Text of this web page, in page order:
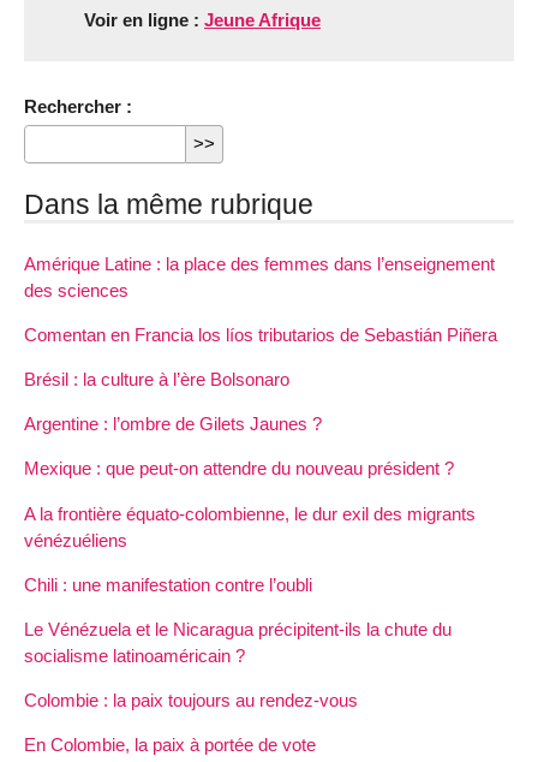
Voir en ligne : Jeune Afrique
Rechercher :
Dans la même rubrique
Amérique Latine : la place des femmes dans l’enseignement
des sciences
Comentan en Francia los líos tributarios de Sebastián Piñera
Brésil : la culture à l’ère Bolsonaro
Argentine : l’ombre de Gilets Jaunes ?
Mexique : que peut-on attendre du nouveau président ?
A la frontière équato-colombienne, le dur exil des migrants
vénézuéliens
Chili : une manifestation contre l’oubli
Le Vénézuela et le Nicaragua précipitent-ils la chute du
socialisme latinoaméricain ?
Colombie : la paix toujours au rendez-vous
En Colombie, la paix à portée de vote